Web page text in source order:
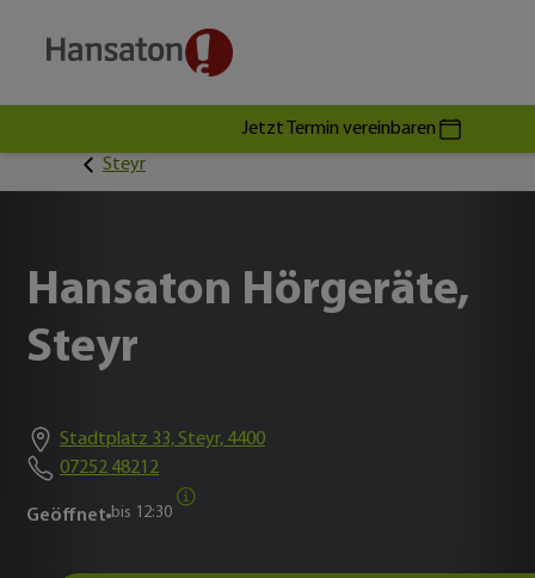
Jetzt Termin vereinbaren
Steyr
Hansaton Hörgeräte,
Steyr
Stadtplatz 33, Steyr, 4400
07252 48212
Geöffnet bis 12:30